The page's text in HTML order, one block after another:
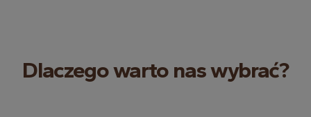
Dlaczego warto nas wybrać?